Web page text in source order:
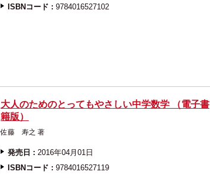
ISBNコード : 9784016527102
大人のためのとってもやさしい中学数学 （電子書
籍版）
佐藤 寿之 著
発売日 : 2016年04月01日
ISBNコード : 9784016527119